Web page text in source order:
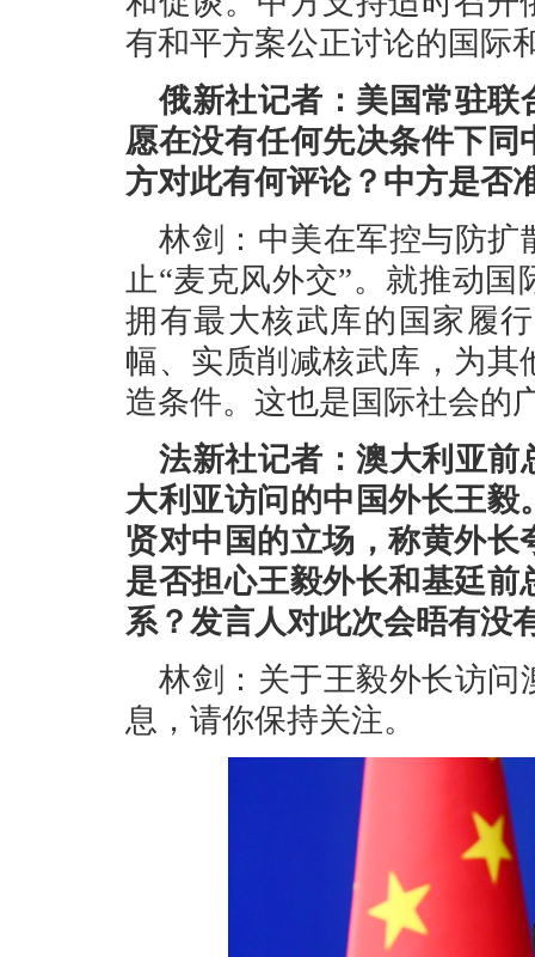
有和平方案公正讨论的国际
俄新社记者：美国常驻联
愿在没有任何先决条件下
方对此有何评论？中方是否
林剑：中美在军控与防扩
止“麦克风外交”。就推动
拥有最大核武库的国家履
幅、实质削减核武库，为
造条件。这也是国际社会的
法新社记者：澳大利亚前
大利亚访问的中国外长王
贤对中国的立场，称黄外
是否担心王毅外长和基廷
系？发言人对此次会晤有没
林剑：关于王毅外长访问
息，请你保持关注。